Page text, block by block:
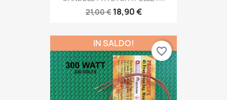
21,00 € 18,90 €
IN SALDO!
favorite_border